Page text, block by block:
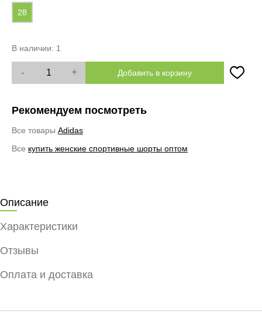
28
В наличии: 1
- + Добавить в корзину
Рекомендуем посмотреть
Все товары Adidas
Все купить женские спортивные шорты оптом
Описание
Характеристики
Отзывы
Оплата и доставка